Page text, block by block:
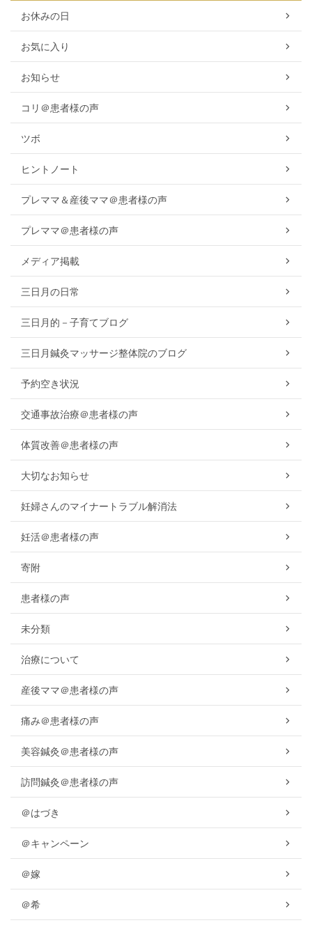
お休みの日
お気に入り
お知らせ
コリ＠患者様の声
ツボ
ヒントノート
プレママ＆産後ママ＠患者様の声
プレママ＠患者様の声
メディア掲載
三日月の日常
三日月的－子育てブログ
三日月鍼灸マッサージ整体院のブログ
予約空き状況
交通事故治療＠患者様の声
体質改善＠患者様の声
大切なお知らせ
妊婦さんのマイナートラブル解消法
妊活＠患者様の声
寄附
患者様の声
未分類
治療について
産後ママ＠患者様の声
痛み＠患者様の声
美容鍼灸＠患者様の声
訪問鍼灸＠患者様の声
＠はづき
＠キャンペーン
＠嫁
＠希